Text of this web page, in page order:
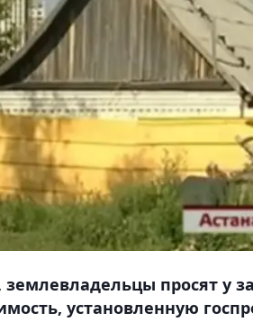
землевладельцы просят у
установленную